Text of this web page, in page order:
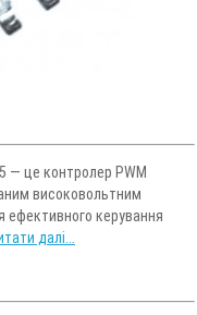
— це контролер PWM
високовольтним
ефективного керування
далі...